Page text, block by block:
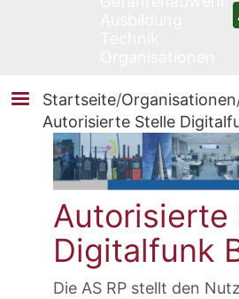
Startseite/Organisationen
Autorisierte Stelle
Autorisierte
Digitalfunk
Die AS RP stellt den